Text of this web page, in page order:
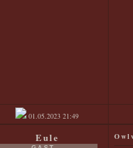
01.05.2023 21:49
Eule